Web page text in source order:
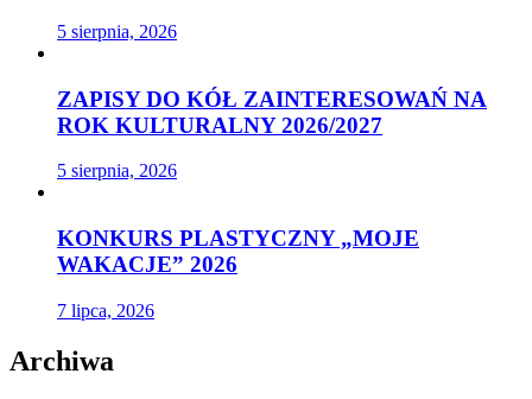
5 sierpnia, 2026
ZAPISY DO KÓŁ ZAINTERESOWAŃ NA
ROK KULTURALNY 2026/2027
5 sierpnia, 2026
KONKURS PLASTYCZNY „MOJE
WAKACJE” 2026
7 lipca, 2026
Archiwa